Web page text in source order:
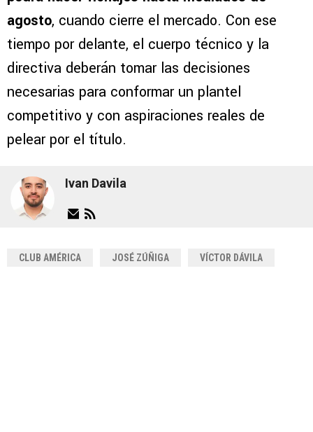
agosto, cuando cierre el mercado. Con ese
tiempo por delante, el cuerpo técnico y la
directiva deberán tomar las decisiones
necesarias para conformar un plantel
competitivo y con aspiraciones reales de
pelear por el título.
Ivan Davila
CLUB AMÉRICA JOSÉ ZÚÑIGA VÍCTOR DÁVILA